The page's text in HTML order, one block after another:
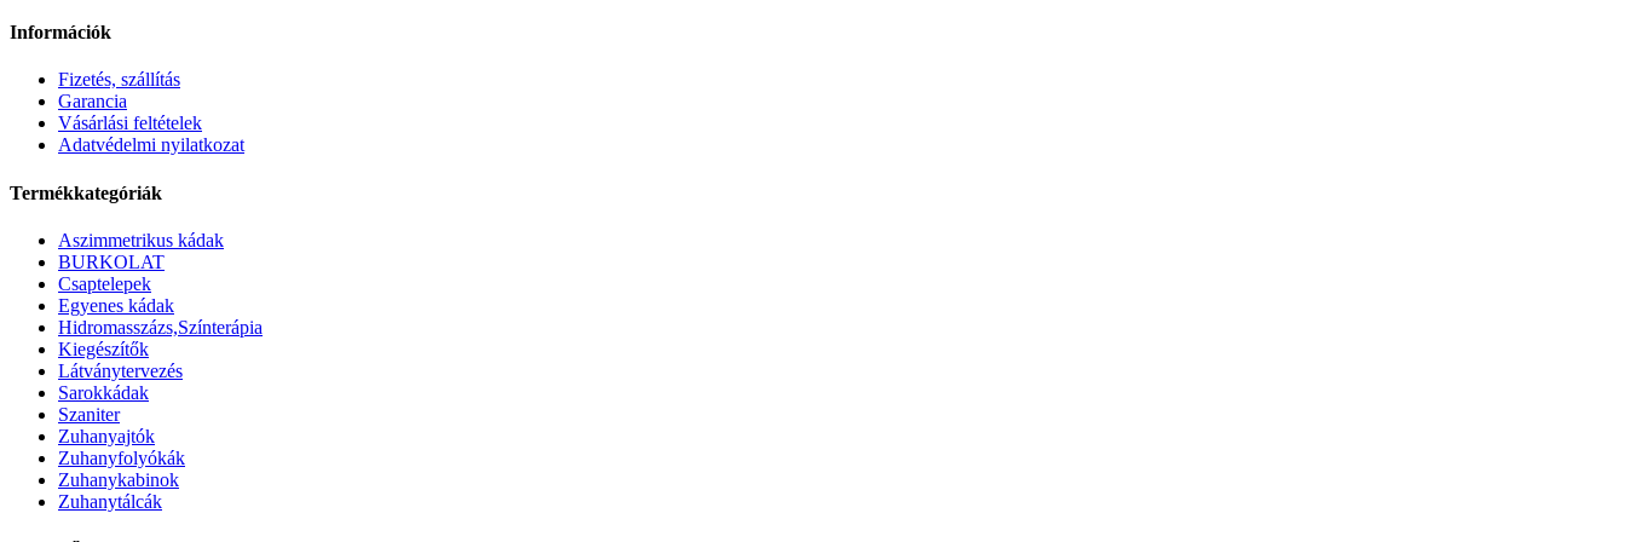
Információk
Fizetés, szállítás
Garancia
Vásárlási feltételek
Adatvédelmi nyilatkozat
Termékkategóriák
Aszimmetrikus kádak
BURKOLAT
Csaptelepek
Egyenes kádak
Hidromasszázs,Színterápia
Kiegészítők
Látványtervezés
Sarokkádak
Szaniter
Zuhanyajtók
Zuhanyfolyókák
Zuhanykabinok
Zuhanytálcák